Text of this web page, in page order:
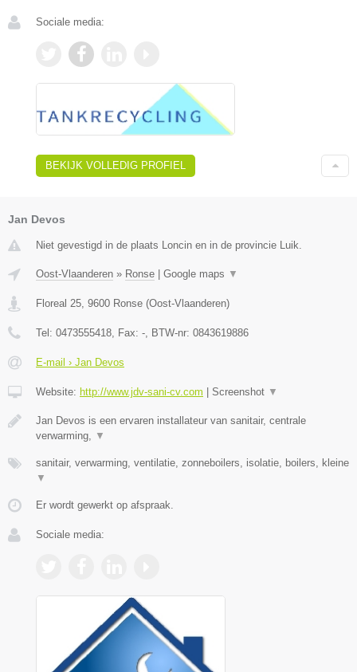
Sociale media:
BEKIJK VOLLEDIG PROFIEL
Jan Devos
Niet gevestigd in de plaats Loncin en in de provincie Luik.
Oost-Vlaanderen » Ronse Google maps ▼
Floreal 25 9600 Ronse (Oost-Vlaanderen)
Tel: 0473555418 , Fax: - , BTW-nr: 0843619886
E-mail › Jan Devos
Website: http://www.jdv-sani-cv.com Screenshot ▼
Jan Devos is een ervaren installateur van sanitair, centrale
verwarming,
▼
sanitair, verwarming, ventilatie, zonneboilers, isolatie, boilers, kleine
▼
Er wordt gewerkt op afspraak.
Sociale media: